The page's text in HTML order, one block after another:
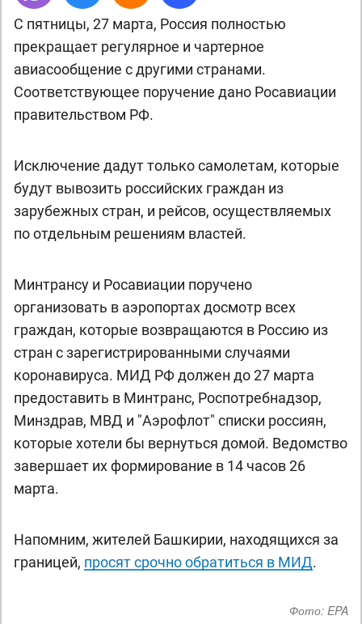
С пятницы, 27 марта, Россия полностью
прекращает регулярное и чартерное
авиасообщение с другими странами.
Соответствующее поручение дано Росавиации
правительством РФ.
Исключение дадут только самолетам, которые
будут вывозить российских граждан из
зарубежных стран, и рейсов, осуществляемых
по отдельным решениям властей.
Минтрансу и Росавиации поручено
организовать в аэропортах досмотр всех
граждан, которые возвращаются в Россию из
стран с зарегистрированными случаями
коронавируса. МИД РФ должен до 27 марта
предоставить в Минтранс, Роспотребнадзор,
Минздрав, МВД и "Аэрофлот" списки россиян,
которые хотели бы вернуться домой. Ведомство
завершает их формирование в 14 часов 26
марта.
Напомним, жителей Башкирии, находящихся за
границей, просят срочно обратиться в МИД.
Фото: EPA